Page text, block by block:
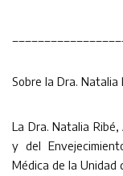
Sobre la Dra. Natalia
La Dra. Natalia
y del
Médica de la Unidad